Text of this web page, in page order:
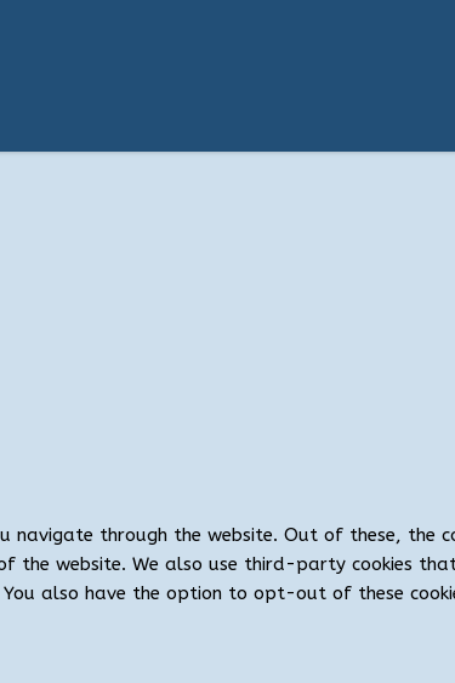
navigate through the website. Out of these,
website. We also use third-party cookies
also have the option to opt-out of these